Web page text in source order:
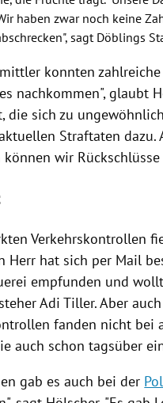
haben zwar noch keine
sagt Döblings
konnten
nachkommen", glaubt
die sich zu
Straftaten
wir Rückschlüsse
Verkehrskontrollen
Herr hat sich per Mail
empfunden und
Adi Tiller. Aber
fanden nicht bei
auch schon tagsüber
gab es auch bei der